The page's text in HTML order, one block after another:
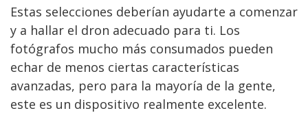
Estas selecciones deberían ayudarte a comenzar
y a hallar el dron adecuado para ti. Los
fotógrafos mucho más consumados pueden
echar de menos ciertas características
avanzadas, pero para la mayoría de la gente,
este es un dispositivo realmente excelente.